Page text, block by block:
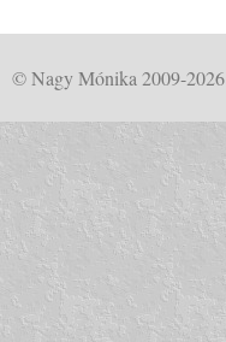
© Nagy Mónika 2009-2026